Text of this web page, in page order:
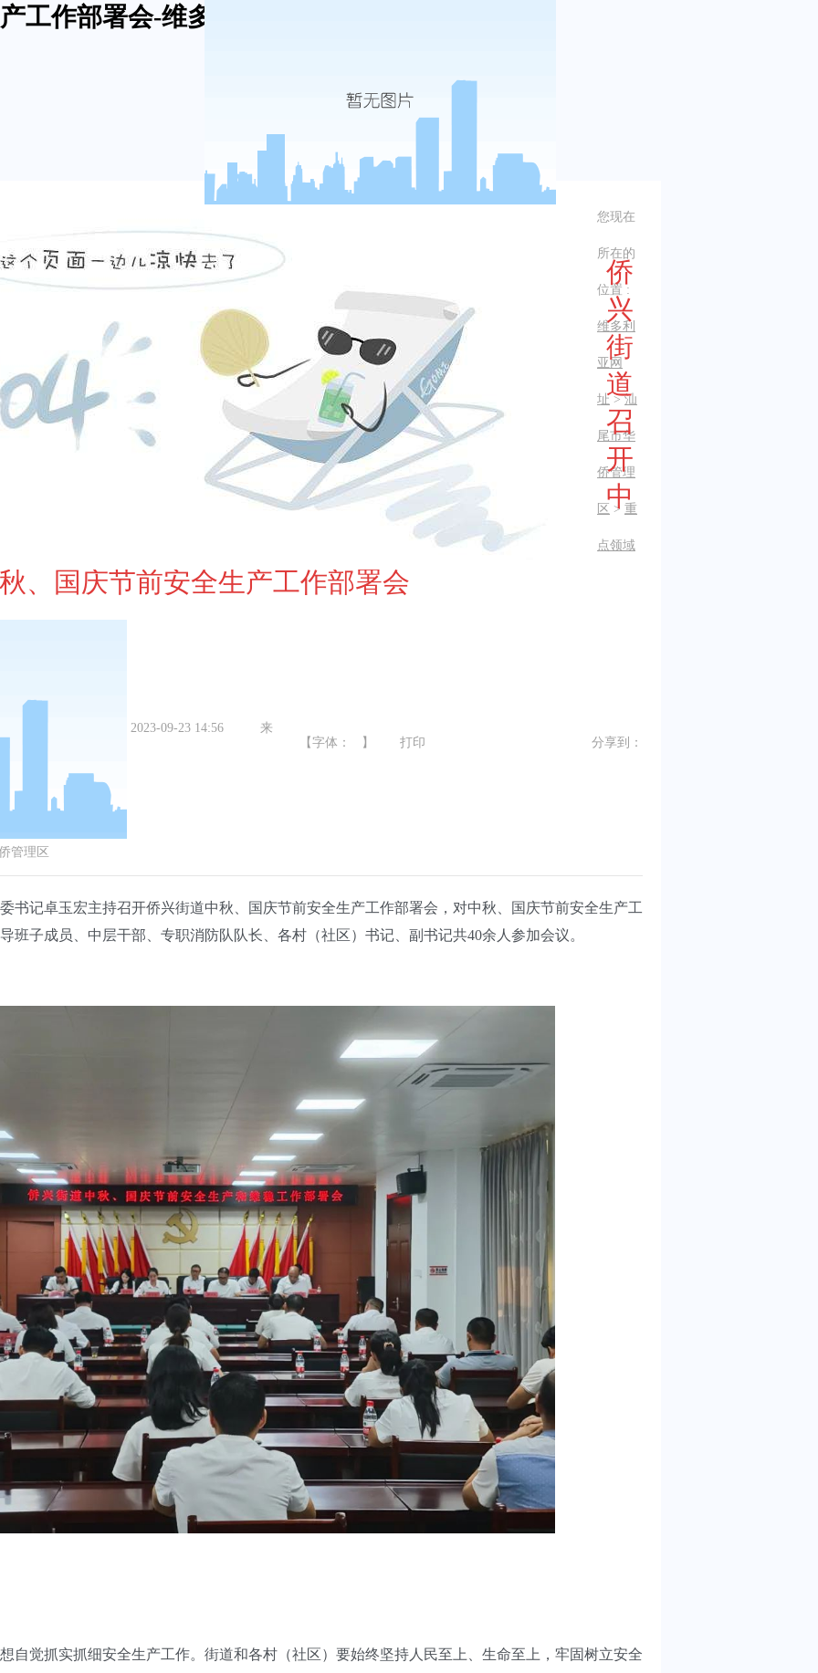
工作部署会-维多利亚网址
您现在
所在的
位置 :
维多利
亚网
址 >汕
尾市华
侨管理
区 > 重
点领域
侨
兴
街
道
召
开
中
秋、国庆节前安全生产工作部署会
2023-09-23 14:56 来
管理区
【字体： 】 打印 分享到：
卓玉宏主持召开侨兴街道中秋、国庆节前安全生产工作部署会，对中秋、国庆节前安全生产工
班子成员、中层干部、专职消防队队长、各村（社区）书记、副书记共40余人参加会议。
抓实抓细安全生产工作。街道和各村（社区）要始终坚持人民至上、生命至上，牢固树立安全